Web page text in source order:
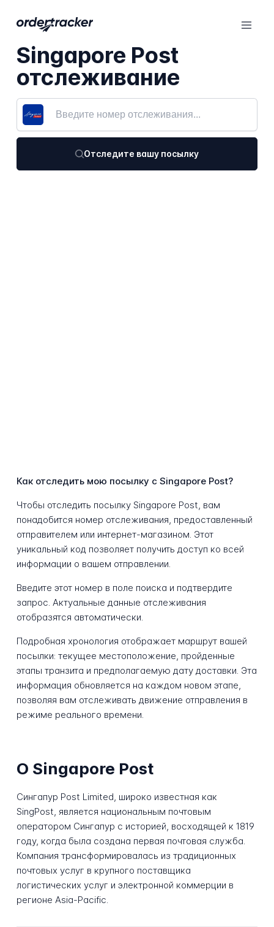
Singapore Post
отслеживание
Отследите вашу посылку
Как отследить мою посылку с Singapore Post?
Чтобы отследить посылку Singapore Post, вам
понадобится номер отслеживания, предоставленный
отправителем или интернет-магазином. Этот
уникальный код позволяет получить доступ ко всей
информации о вашем отправлении.
Введите этот номер в поле поиска и подтвердите
запрос. Актуальные данные отслеживания
отобразятся автоматически.
Подробная хронология отображает маршрут вашей
посылки: текущее местоположение, пройденные
этапы транзита и предполагаемую дату доставки. Эта
информация обновляется на каждом новом этапе,
позволяя вам отслеживать движение отправления в
режиме реального времени.
О Singapore Post
Сингапур Post Limited, широко известная как
SingPost, является национальным почтовым
оператором Сингапур с историей, восходящей к 1819
году, когда была создана первая почтовая служба.
Компания трансформировалась из традиционных
почтовых услуг в крупного поставщика
логистических услуг и электронной коммерции в
регионе Asia-Pacific.